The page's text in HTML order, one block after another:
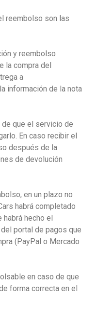
reembolso son las
y reembolso
la compra del
a
información de la nota
que el servicio de
En caso recibir el
después de la
de devolución
en un plazo no
habrá completado
hecho el
portal de pagos que
(PayPal o Mercado
en caso de que
forma correcta en el